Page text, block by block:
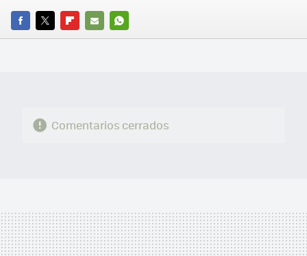
FACEBOOK
TWITTERFLIPBOARD
E-
WHATSAPP
Comentarios cerrados